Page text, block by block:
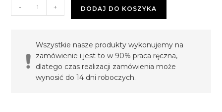
Donica
czarna
- + DODAJ DO KOSZYKA
Wszystkie nasze produkty wykonujemy na
zamówienie i jest to w 90% praca ręczna,
dlatego czas realizacji zamówienia może
wynosić do 14 dni roboczych.